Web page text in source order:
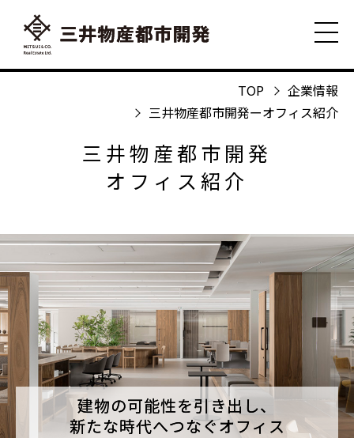
TOP
企業情報
三井物産都市開発ーオフィス紹介
三井物産都市開発
オフィス紹介
建物の可能性を引き出し、
新たな時代へつなぐオフィス